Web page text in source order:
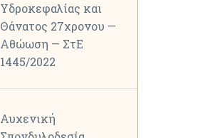
Υδροκεφαλίας και
Θάνατος 27χρονου —
Αθώωση — ΣτΕ
1445/2022
Αυχενική